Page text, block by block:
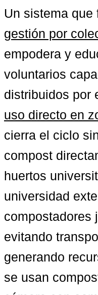
Un sistema que
gestión por
empodera y
voluntarios
distribuidos por
uso directo en
cierra el ciclo
compost
huertos
universidad
compostadores
evitando
generando
se usan